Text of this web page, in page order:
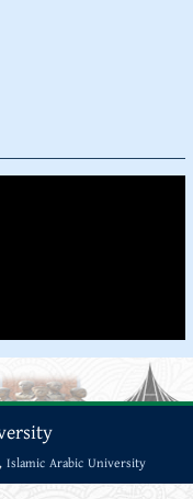
Islamic Arabic University